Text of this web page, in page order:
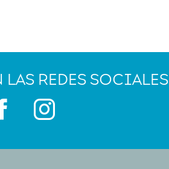
REDES SOCIALES